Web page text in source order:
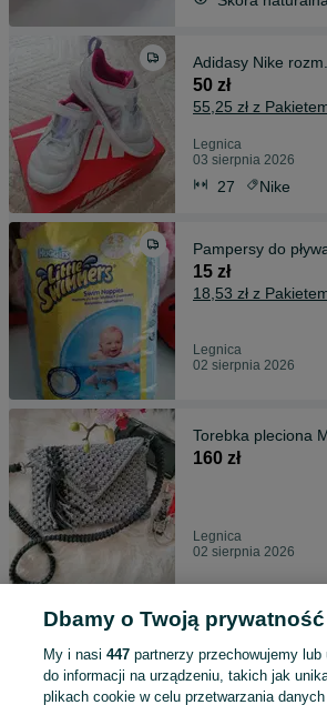
Adidasy Nike
50 zł
55,25 zł z
Legnica
03 sierpnia 2026
27 Nike
Pampersy do
15 zł
18,53 zł z
Legnica
02 sierpnia 2026
Torebka pleciona
160 zł
Legnica
02 sierpnia 2026
Torebka koktajlowa
170 zł
Dbamy o Twoją prywatność
My i nasi 447partnerzy przechowujemy lub
do informacji na urządzeniu, takich jak
plikach cookie w celu przetwarzania